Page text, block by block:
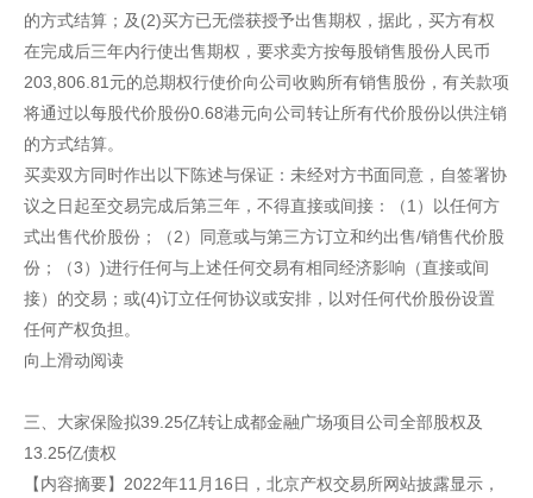
的方式结算；及(2)买方已无偿获授予出售期权，据此，买方有权
在完成后三年内行使出售期权，要求卖方按每股销售股份人民币
203,806.81元的总期权行使价向公司收购所有销售股份，有关款项
将通过以每股代价股份0.68港元向公司转让所有代价股份以供注销
的方式结算。
买卖双方同时作出以下陈述与保证：未经对方书面同意，自签署协
议之日起至交易完成后第三年，不得直接或间接：（1）以任何方
式出售代价股份；（2）同意或与第三方订立和约出售/销售代价股
份；（3）)进行任何与上述任何交易有相同经济影响（直接或间
接）的交易；或(4)订立任何协议或安排，以对任何代价股份设置
任何产权负担。
向上滑动阅读
三、大家保险拟39.25亿转让成都金融广场项目公司全部股权及
13.25亿债权
【内容摘要】2022年11月16日，北京产权交易所网站披露显示，